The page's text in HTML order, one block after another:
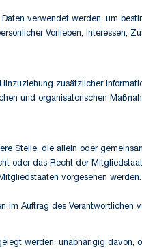
verwendet werden, um
Vorlieben, Interessen,
zusätzlicher
und organisatorischen
Stelle, die allein oder
oder das Recht der
vorgesehen werden.
im Auftrag des Verantwortlichen
werden, unabhängig davon,